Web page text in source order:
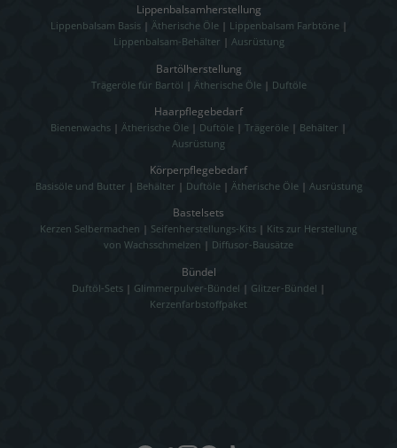
Lippenbalsamherstellung
Lippenbalsam Basis| Ätherische Öle| Lippenbalsam Farbtöne|
Lippenbalsam-Behälter | Ausrüstung
Bartölherstellung
Trägeröle für Bartöl | Ätherische Öle| Duftöle
Haarpflegebedarf
Bienenwachs | Ätherische Öle | Duftöle | Trägeröle | Behälter |
Ausrüstung
Körperpflegebedarf
Basisöle und Butter | Behälter | Duftöle| Ätherische Öle| Ausrüstung
Bastelsets
Kerzen Selbermachen | Seifenherstellungs-Kits | Kits zur Herstellung
von Wachsschmelzen | Diffusor-Bausätze
Bündel
Duftöl-Sets | Glimmerpulver-Bündel | Glitzer-Bündel |
Kerzenfarbstoffpaket